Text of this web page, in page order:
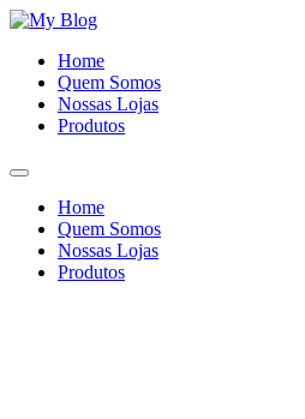
Ir
conteúdo
Home
Quem Somos
Nossas Lojas
Produtos
Home
Quem Somos
Nossas Lojas
Produtos